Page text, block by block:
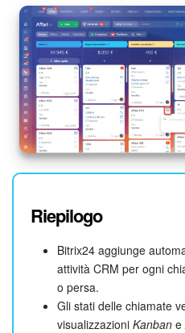
Riepilogo
Bitrix24 aggiunge
attività CRM per ogni
o persa.
Gli stati delle chiamate
visualizzazioni Kanban e